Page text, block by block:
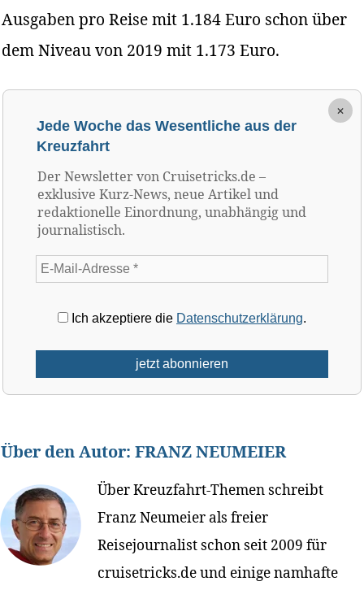
Ausgaben pro Reise mit 1.184 Euro schon über
dem Niveau von 2019 mit 1.173 Euro.
×
Jede Woche das Wesentliche aus der
Kreuzfahrt
Der Newsletter von Cruisetricks.de –
exklusive Kurz-News, neue Artikel und
redaktionelle Einordnung, unabhängig und
journalistisch.
Ich akzeptiere die Datenschutzerklärung.
Über den Autor: FRANZ NEUMEIER
Über Kreuzfahrt-Themen schreibt
Franz Neumeier als freier
Reisejournalist schon seit 2009 für
cruisetricks.de und einige namhafte